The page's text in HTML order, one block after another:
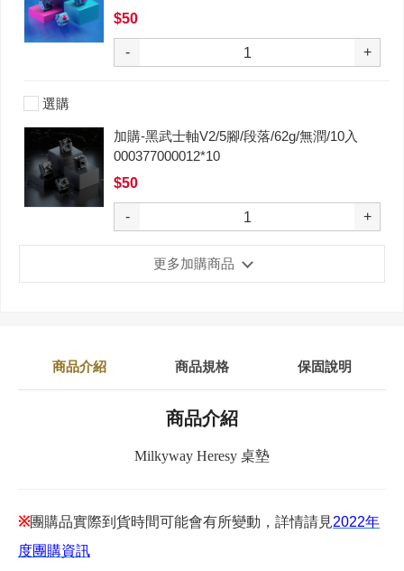
$50
- +
選購
加購-黑武士軸V2/5腳/段落/62g/無潤/10入
000377000012*10
$50
- +
更多加購商品
商品介紹 商品規格 保固說明
商品介紹
Milkyway Heresy 桌墊
※團購品實際到貨時間可能會有所變動，詳情請見2022年
度團購資訊